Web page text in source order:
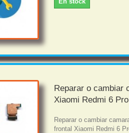
Reparar o cambiar
Xiaomi Redmi 6 Pro
Reparar o cambiar
frontal Xiaomi Redmi 6